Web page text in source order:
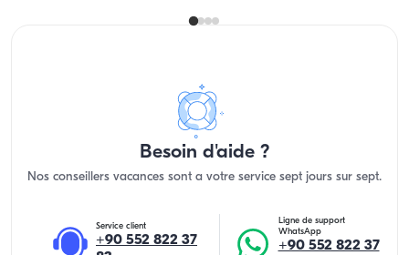
Besoin d'aide ?
Nos conseillers vacances sont a votre service sept jours sur sept.
Service client
+90 552 822 37
Ligne de support
WhatsApp
+90 552 822 37